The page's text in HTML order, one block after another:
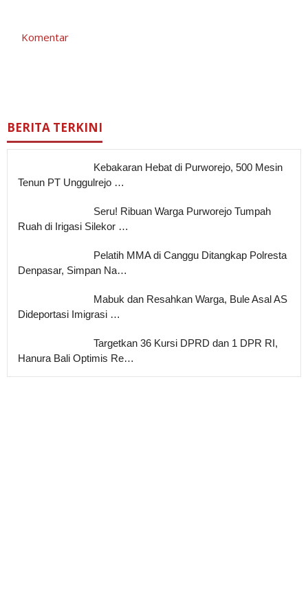
Komentar
BERITA TERKINI
Kebakaran Hebat di Purworejo, 500 Mesin
Tenun PT Unggulrejo …
Seru! Ribuan Warga Purworejo Tumpah
Ruah di Irigasi Silekor …
Pelatih MMA di Canggu Ditangkap Polresta
Denpasar, Simpan Na…
Mabuk dan Resahkan Warga, Bule Asal AS
Dideportasi Imigrasi …
Targetkan 36 Kursi DPRD dan 1 DPR RI,
Hanura Bali Optimis Re…